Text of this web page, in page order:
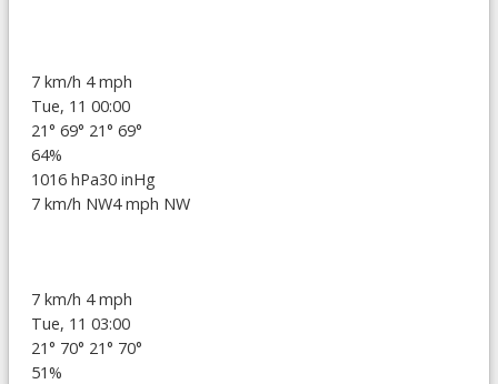
7 km/h 4 mph
Tue, 11 00:00
21° 69° 21° 69°
64%
1016 hPa30 inHg
7 km/h NW4 mph NW
7 km/h 4 mph
Tue, 11 03:00
21° 70° 21° 70°
51%